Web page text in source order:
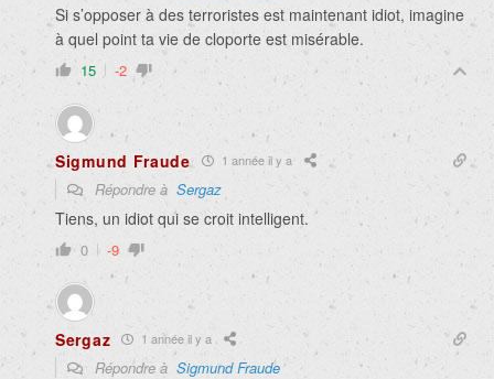
Si s’opposer à des terroristes est maintenant idiot, imagine
à quel point ta vie de cloporte est misérable.
15 -2
Sigmund Fraude 1 année il y a
Répondre à Sergaz
Tiens, un idiot qui se croit intelligent.
0 -9
Sergaz 1 année il y a
Répondre à Sigmund Fraude